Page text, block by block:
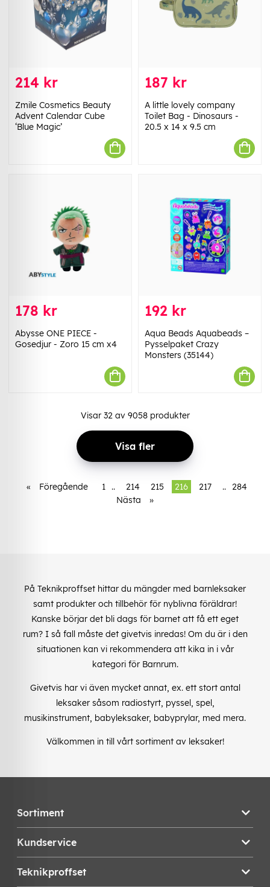
214 kr
Zmile Cosmetics Beauty
Advent Calendar Cube
‘Blue Magic’
187 kr
A little lovely company
Toilet Bag - Dinosaurs -
20.5 x 14 x 9.5 cm
178 kr
Abysse ONE PIECE -
Gosedjur - Zoro 15 cm x4
192 kr
Aqua Beads Aquabeads –
Pysselpaket Crazy
Monsters (35144)
Visar 32av 9058produkter
Visa fler
« Föregående 1 .. 214 215 216 217 .. 284
Nästa
»
På Teknikproffset hittar du mängder med barnleksaker
samt produkter och tillbehör för nyblivna föräldrar!
Kanske börjar det bli dags för barnet att få ett eget
rum? I så fall måste det givetvis inredas! Om du är i den
situationen kan vi rekommendera att kika in i vår
kategori för Barnrum.
Givetvis har vi även mycket annat, ex. ett stort antal
leksaker såsom radiostyrt, pyssel, spel,
musikinstrument, babyleksaker, babyprylar, med mera.
Välkommen in till vårt sortiment av leksaker!
Sortiment
Kundservice
Teknikproffset